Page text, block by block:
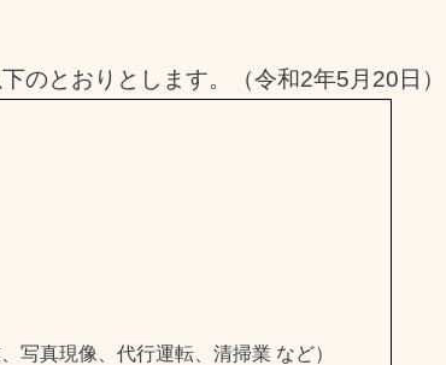
のとおりとします。（令和2年5月20日）
写真現像、代行運転、清掃業 など）